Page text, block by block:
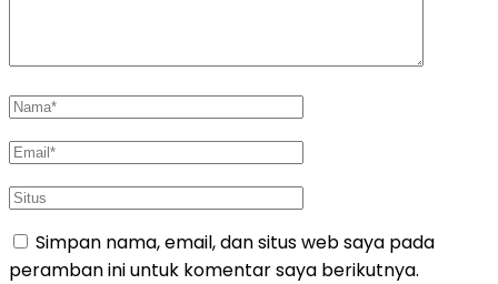
Simpan nama, email, dan situs web saya pada
peramban ini untuk komentar saya berikutnya.